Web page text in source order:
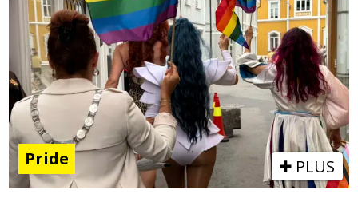
Pride PLUS